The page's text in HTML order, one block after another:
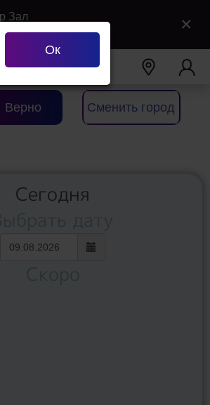
Зал
в Google Play ×
Ваш городЕкатеринбург
Верно Сменить город
Сегодня
Ок